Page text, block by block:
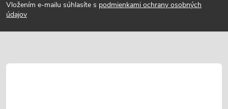
p
t
Vložením e-mailu súhlasíte s podmienkami ochrany osobných
údajov